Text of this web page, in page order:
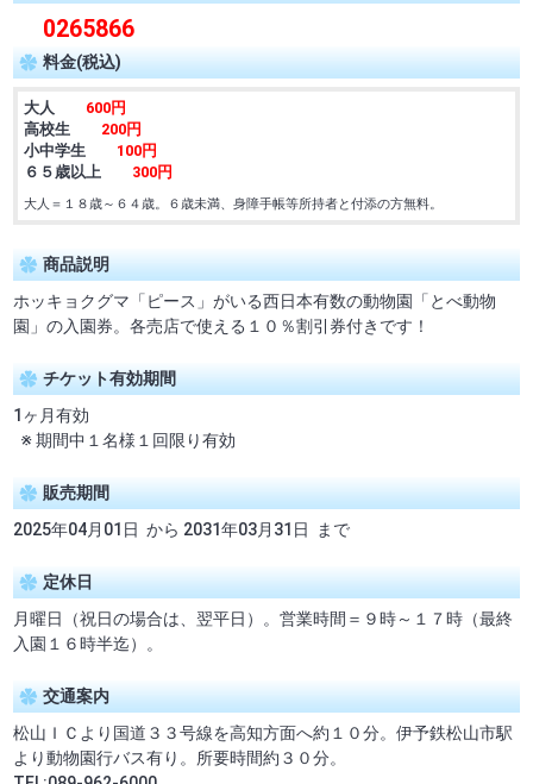
0265866
料金(税込)
大人
600円
高校生
200円
小中学生
100円
６５歳以上
300円
大人＝１８歳～６４歳。６歳未満、身障手帳等所持者と付添の方無料。
商品説明
ホッキョクグマ「ピース」がいる西日本有数の動物園「とべ動物
園」の入園券。各売店で使える１０％割引券付きです！
チケット有効期間
1ヶ月有効
※ 期間中１名様１回限り有効
販売期間
2025年04月01日 から 2031年03月31日 まで
定休日
月曜日（祝日の場合は、翌平日）。営業時間＝９時～１７時（最終
入園１６時半迄）。
交通案内
松山ＩＣより国道３３号線を高知方面へ約１０分。伊予鉄松山市駅
より動物園行バス有り。所要時間約３０分。